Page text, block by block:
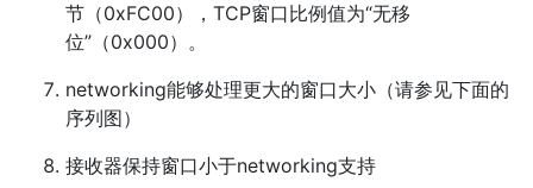
节（0xFC00），TCP窗口比例值为“无移
位”（0x000）。
networking能够处理更大的窗口大小（请参见下面的
序列图）
接收器保持窗口小于networking支持